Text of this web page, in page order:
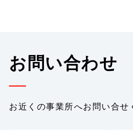
お問い合わせ
お近くの事業所へお問い合せ